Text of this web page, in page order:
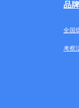
品
全国
考察